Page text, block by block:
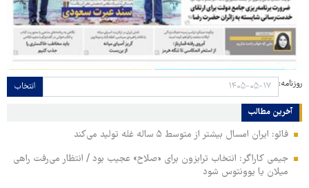
روزنامه: انتخاب
آخرین مطالب
فائو: ایران امسال بیشتر از متوسط ۵ ساله غله تولید می‌کند
جیمی کاراگر: انتخاب ترابزون برای «صلاح» عجیب بود / انتظار می‌رفت راهی
میلان یا یوونتوس شود